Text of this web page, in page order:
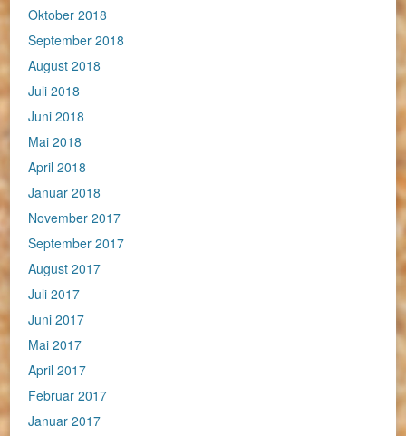
Oktober 2018
September 2018
August 2018
Juli 2018
Juni 2018
Mai 2018
April 2018
Januar 2018
November 2017
September 2017
August 2017
Juli 2017
Juni 2017
Mai 2017
April 2017
Februar 2017
Januar 2017